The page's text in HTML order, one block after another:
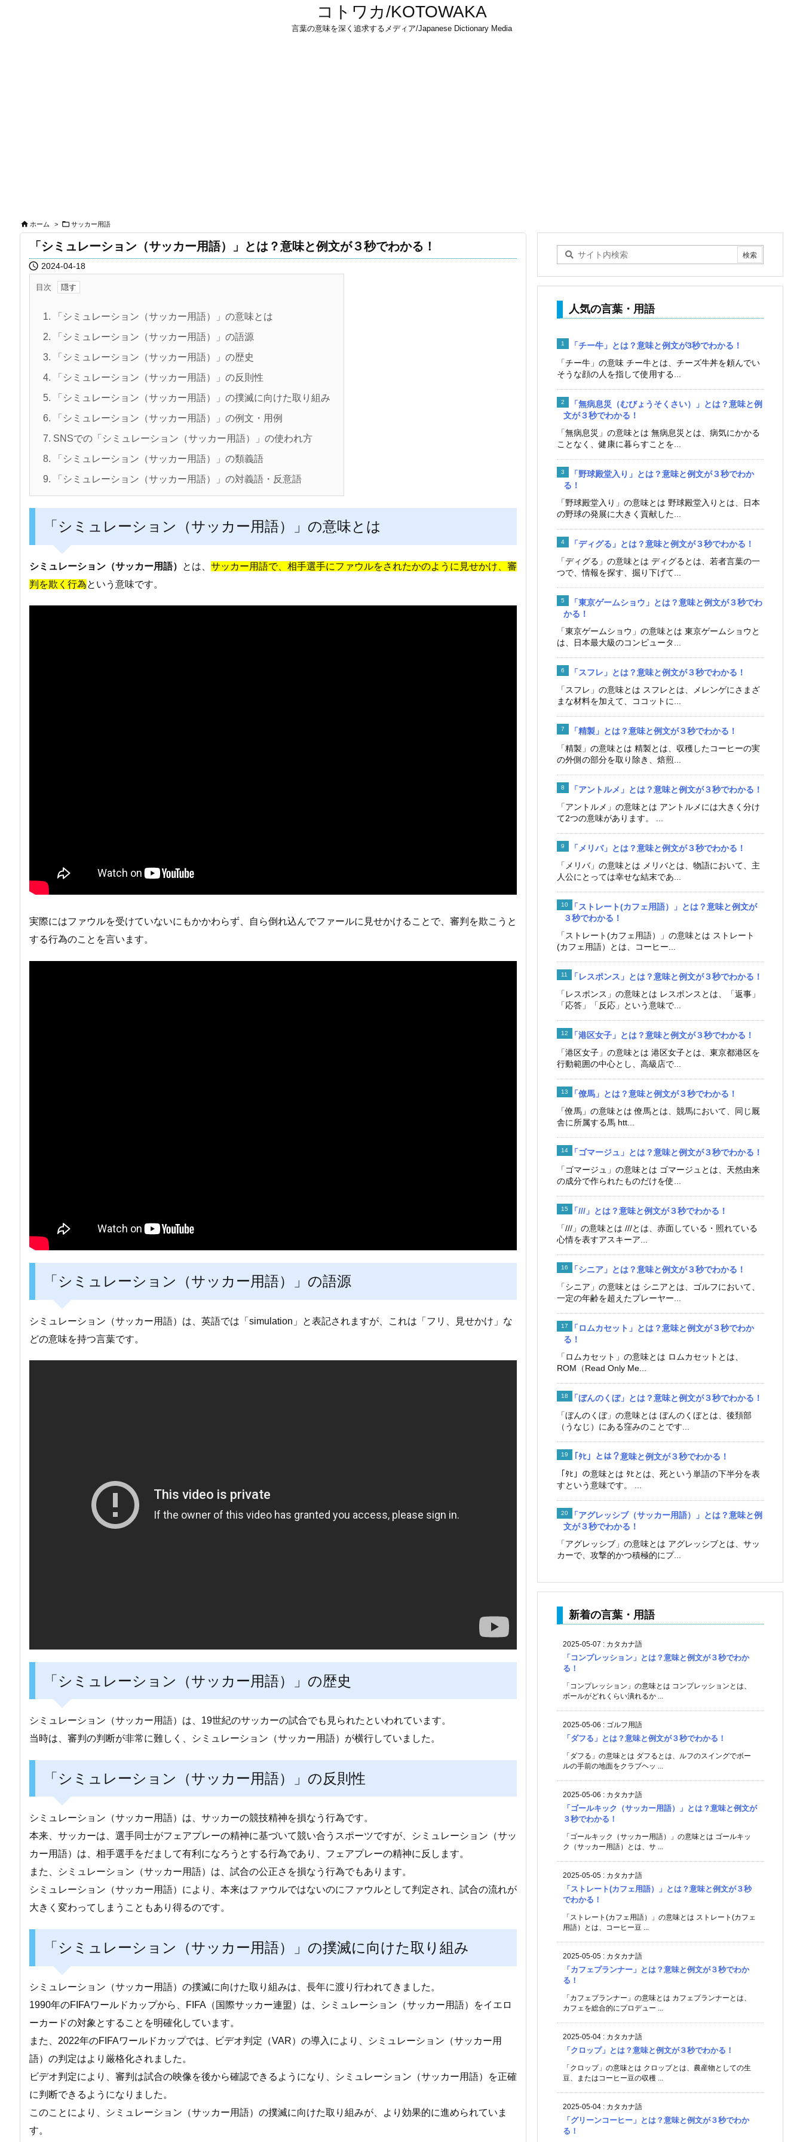
コトワカ/KOTOWAKA
言葉の意味を深く追求するメディア/Japanese Dictionary Media
 ホーム >  サッカー用語
「シミュレーション（サッカー用語）」とは？意味と例文が３秒でわかる！
 2024-04-18
目次
1. 「シミュレーション（サッカー用語）」の意味とは
2. 「シミュレーション（サッカー用語）」の語源
3. 「シミュレーション（サッカー用語）」の歴史
4. 「シミュレーション（サッカー用語）」の反則性
5. 「シミュレーション（サッカー用語）」の撲滅に向けた取り組み
6. 「シミュレーション（サッカー用語）」の例文・用例
7. SNSでの「シミュレーション（サッカー用語）」の使われ方
8. 「シミュレーション（サッカー用語）」の類義語
9. 「シミュレーション（サッカー用語）」の対義語・反意語
「シミュレーション（サッカー用語）」の意味とは
シミュレーション（サッカー用語） とは、 サッカー用語で、相手選手にファウルをされたかのように見せかけ、審
判を欺く行為という意味です。
実際にはファウルを受けていないにもかかわらず、自ら倒れ込んでファールに見せかけることで、審判を欺こうと
する行為のことを言います。
「シミュレーション（サッカー用語）」の語源
シミュレーション（サッカー用語）は、英語では「simulation」と表記されますが、これは「フリ、見せかけ」な
どの意味を持つ言葉です。
「シミュレーション（サッカー用語）」の歴史
シミュレーション（サッカー用語）は、19世紀のサッカーの試合でも見られたといわれています。
当時は、審判の判断が非常に難しく、シミュレーション（サッカー用語）が横行していました。
「シミュレーション（サッカー用語）」の反則性
シミュレーション（サッカー用語）は、サッカーの競技精神を損なう行為です。
本来、サッカーは、選手同士がフェアプレーの精神に基づいて競い合うスポーツですが、シミュレーション（サッ
カー用語）は、相手選手をだまして有利になろうとする行為であり、フェアプレーの精神に反します。
また、シミュレーション（サッカー用語）は、試合の公正さを損なう行為でもあります。
シミュレーション（サッカー用語）により、本来はファウルではないのにファウルとして判定され、試合の流れが
大きく変わってしまうこともあり得るのです。
「シミュレーション（サッカー用語）」の撲滅に向けた取り組み
シミュレーション（サッカー用語）の撲滅に向けた取り組みは、長年に渡り行われてきました。
1990年のFIFAワールドカップから、FIFA（国際サッカー連盟）は、シミュレーション（サッカー用語）をイエロ
ーカードの対象とすることを明確化しています。
また、2022年のFIFAワールドカップでは、ビデオ判定（VAR）の導入により、シミュレーション（サッカー用
語）の判定はより厳格化されました。
ビデオ判定により、審判は試合の映像を後から確認できるようになり、シミュレーション（サッカー用語）を正確
に判断できるようになりました。
このことにより、シミュレーション（サッカー用語）の撲滅に向けた取り組みが、より効果的に進められていま
す。
人気の言葉・用語
「チー牛」とは？意味と例文が3秒でわかる！
「チー牛」の意味 チー牛とは、チーズ牛丼を頼んでい
そうな顔の人を指して使用する...
「無病息災（むびょうそくさい）」とは？意味と例
文が３秒でわかる！
「無病息災」の意味とは 無病息災とは、病気にかかる
ことなく、健康に暮らすことを...
「野球殿堂入り」とは？意味と例文が３秒でわか
る！
「野球殿堂入り」の意味とは 野球殿堂入りとは、日本
の野球の発展に大きく貢献した...
「ディグる」とは？意味と例文が３秒でわかる！
「ディグる」の意味とは ディグるとは、若者言葉の一
つで、情報を探す、掘り下げて...
「東京ゲームショウ」とは？意味と例文が３秒でわ
かる！
「東京ゲームショウ」の意味とは 東京ゲームショウと
は、日本最大級のコンピュータ...
「スフレ」とは？意味と例文が３秒でわかる！
「スフレ」の意味とは スフレとは、メレンゲにさまざ
まな材料を加えて、ココットに...
「精製」とは？意味と例文が３秒でわかる！
「精製」の意味とは 精製とは、収穫したコーヒーの実
の外側の部分を取り除き、焙煎...
「アントルメ」とは？意味と例文が３秒でわかる！
「アントルメ」の意味とは アントルメには大きく分け
て2つの意味があります。 ...
「メリバ」とは？意味と例文が３秒でわかる！
「メリバ」の意味とは メリバとは、物語において、主
人公にとっては幸せな結末であ...
「ストレート(カフェ用語）」とは？意味と例文が
３秒でわかる！
「ストレート(カフェ用語）」の意味とは ストレート
(カフェ用語）とは、コーヒー...
「レスポンス」とは？意味と例文が３秒でわかる！
「レスポンス」の意味とは レスポンスとは、「返事」
「応答」「反応」という意味で...
「港区女子」とは？意味と例文が３秒でわかる！
「港区女子」の意味とは 港区女子とは、東京都港区を
行動範囲の中心とし、高級店で...
「僚馬」とは？意味と例文が３秒でわかる！
「僚馬」の意味とは 僚馬とは、競馬において、同じ厩
舎に所属する馬 htt...
「ゴマージュ」とは？意味と例文が３秒でわかる！
「ゴマージュ」の意味とは ゴマージュとは、天然由来
の成分で作られたものだけを使...
「///」とは？意味と例文が３秒でわかる！
「///」の意味とは ///とは、赤面している・照れている
心情を表すアスキーア...
「シニア」とは？意味と例文が３秒でわかる！
「シニア」の意味とは シニアとは、ゴルフにおいて、
一定の年齢を超えたプレーヤー...
「ロムカセット」とは？意味と例文が３秒でわか
る！
「ロムカセット」の意味とは ロムカセットとは、
ROM（Read Only Me...
「ぼんのくぼ」とは？意味と例文が３秒でわかる！
「ぼんのくぼ」の意味とは ぼんのくぼとは、後頚部
（うなじ）にある窪みのことです...
「ﾀﾋ」とは？意味と例文が３秒でわかる！
「ﾀﾋ」の意味とは ﾀﾋとは、死という単語の下半分を表
すという意味です。 ...
「アグレッシブ（サッカー用語）」とは？意味と例
文が３秒でわかる！
「アグレッシブ」の意味とは アグレッシブとは、サッ
カーで、攻撃的かつ積極的にプ...
新着の言葉・用語
2025-05-07 : カタカナ語
「コンプレッション」とは？意味と例文が３秒でわか
る！
「コンプレッション」の意味とは コンプレッションとは、
ボールがどれくらい潰れるか ...
2025-05-06 : ゴルフ用語
「ダフる」とは？意味と例文が３秒でわかる！
「ダフる」の意味とは ダフるとは、ルフのスイングでボー
ルの手前の地面をクラブヘッ ...
2025-05-06 : カタカナ語
「ゴールキック（サッカー用語）」とは？意味と例文が
３秒でわかる！
「ゴールキック（サッカー用語）」の意味とは ゴールキッ
ク（サッカー用語）とは、サ ...
2025-05-05 : カタカナ語
「ストレート(カフェ用語）」とは？意味と例文が３秒
でわかる！
「ストレート(カフェ用語）」の意味とは ストレート(カフェ
用語）とは、コーヒー豆 ...
2025-05-05 : カタカナ語
「カフェプランナー」とは？意味と例文が３秒でわか
る！
「カフェプランナー」の意味とは カフェプランナーとは、
カフェを総合的にプロデュー ...
2025-05-04 : カタカナ語
「クロップ」とは？意味と例文が３秒でわかる！
「クロップ」の意味とは クロップとは、農産物としての生
豆、またはコーヒー豆の収穫 ...
2025-05-04 : カタカナ語
「グリーンコーヒー」とは？意味と例文が３秒でわか
る！